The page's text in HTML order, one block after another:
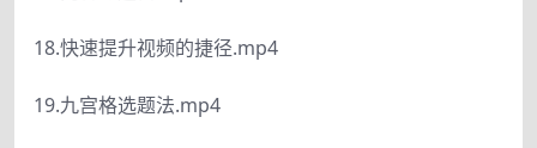
18.快速提升视频的捷径.mp4
19.九宫格选题法.mp4